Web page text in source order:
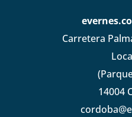
Carretera
14004